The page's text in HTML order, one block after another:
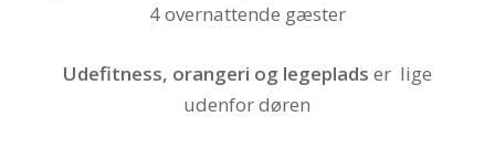
4 overnattende gæster
Udefitness, orangeri og legeplads er lige
udenfor døren